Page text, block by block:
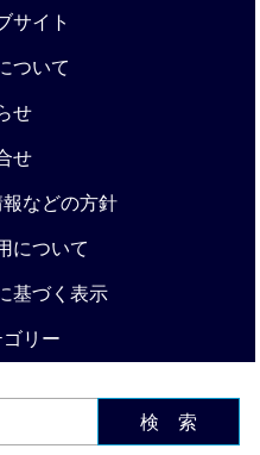
サイト
ついて
せ
せ
などの方針
について
基づく表示
リー
検 索